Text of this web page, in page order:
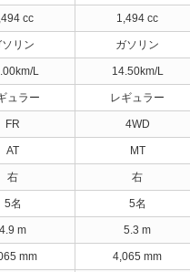
cc 1,494 cc
ソリン ガソリン
L 14.50km/L
ュラー レギュラー
FR 4WD
AT MT
右 右
5名 5名
4.9 m 5.3 m
mm 4,065 mm